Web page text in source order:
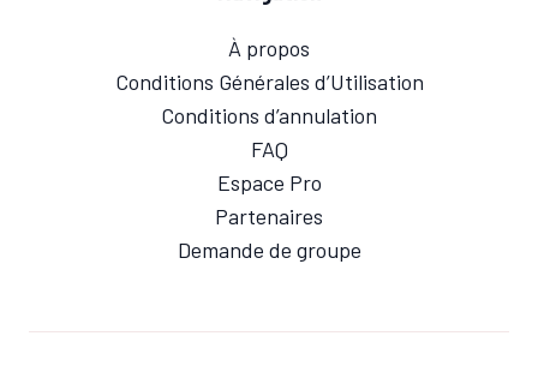
À propos
Conditions Générales d’Utilisation
Conditions d’annulation
FAQ
Espace Pro
Partenaires
Demande de groupe